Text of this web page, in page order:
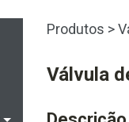
Produtos >
Válvula